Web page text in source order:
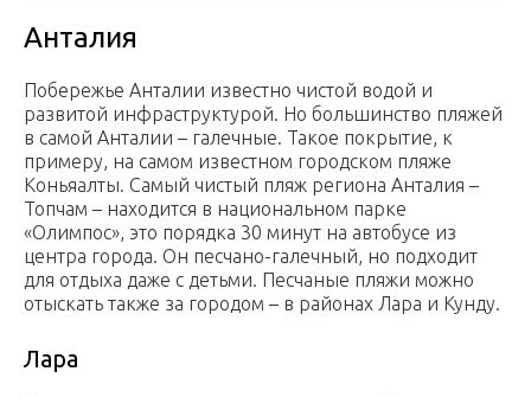
Анталия
Побережье Анталии известно чистой водой и
развитой инфраструктурой. Но большинство пляжей
в самой Анталии – галечные. Такое покрытие, к
примеру, на самом известном городском пляже
Коньяалты. Самый чистый пляж региона Анталия –
Топчам – находится в национальном парке
«Олимпос», это порядка 30 минут на автобусе из
центра города. Он песчано-галечный, но подходит
для отдыха даже с детьми. Песчаные пляжи можно
отыскать также за городом – в районах Лара и Кунду.
Лара